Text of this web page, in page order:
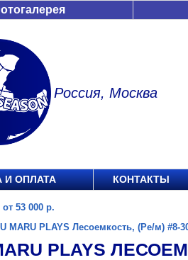
Россия, Москва
И ОПЛАТА КОНТАКТЫ
53 000 р.
MARU PLAYS Лесоемкость, (Ре/м) #8-
PLAYS